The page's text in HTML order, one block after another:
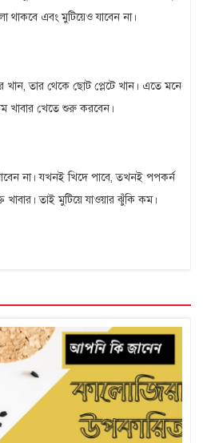
থাকবে এবং মুটিয়েও যাবেন না।
খান, তার থেকে ছোট প্লেটে খান। এতে মনে
খাবার খেতে শুরু করবেন।
না। যখনই খিদে পাবে, তখনই পপকর্ন
খাবার। তাই মুটিয়ে যাওয়ার ঝুঁকি কম।